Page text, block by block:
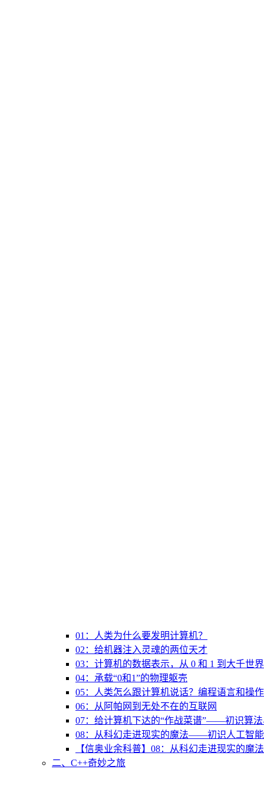
01：人类为什么要发明计算机？
02：给机器注入灵魂的两位天才
03：计算机的数据表示，从 0 和 1 到大千世界
04：承载“0和1”的物理躯壳
05：人类怎么跟计算机说话？编程语言和操
06：从阿帕网到无处不在的互联网
07：给计算机下达的“作战菜谱”——初识算法
08：从科幻走进现实的魔法——初识人工智能
【信奥业余科普】08：从科幻走进现实的魔
二、C++奇妙之旅